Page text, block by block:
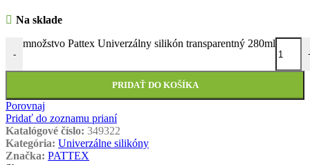
Na sklade
-
množstvo Pattex Univerzálny silikón transparentný 280ml
PRIDAŤ DO KOŠÍKA
Porovnaj
Pridať do zoznamu prianí
Katalógové číslo: 349322
Kategória: Univerzálne silikóny
Značka: PATTEX